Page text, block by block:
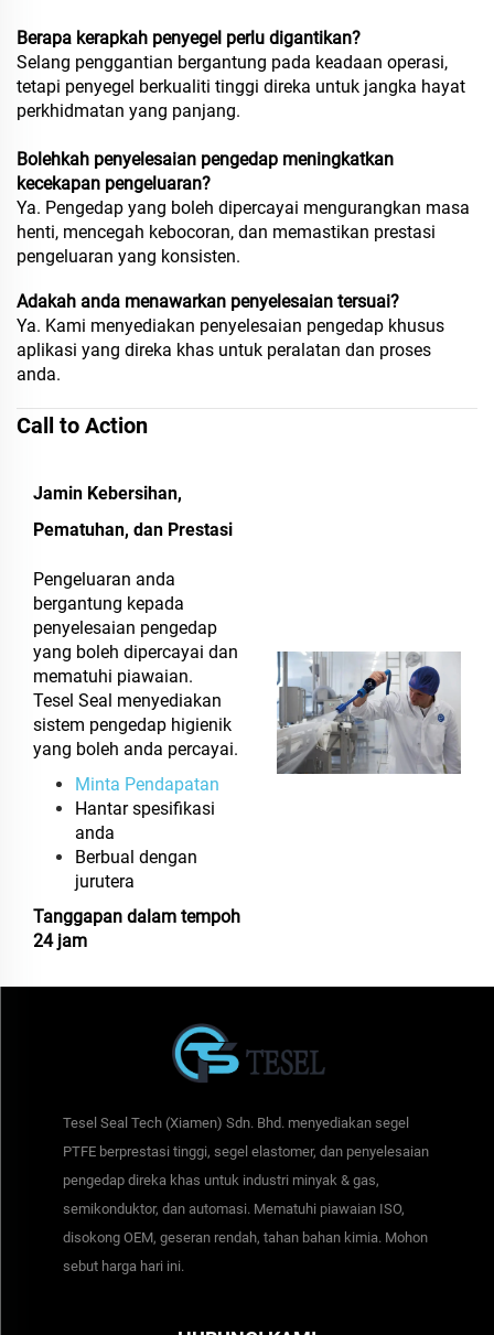
Berapa kerapkah penyegel perlu digantikan?
Selang penggantian bergantung pada keadaan operasi,
tetapi penyegel berkualiti tinggi direka untuk jangka hayat
perkhidmatan yang panjang.
Bolehkah penyelesaian pengedap meningkatkan
kecekapan pengeluaran?
Ya. Pengedap yang boleh dipercayai mengurangkan masa
henti, mencegah kebocoran, dan memastikan prestasi
pengeluaran yang konsisten.
Adakah anda menawarkan penyelesaian tersuai?
Ya. Kami menyediakan penyelesaian pengedap khusus
aplikasi yang direka khas untuk peralatan dan proses
anda.
Call to Action
Jamin Kebersihan,
Pematuhan, dan Prestasi
Pengeluaran anda
bergantung kepada
penyelesaian pengedap
yang boleh dipercayai dan
mematuhi piawaian.
Tesel Seal menyediakan
sistem pengedap higienik
yang boleh anda percayai.
Minta Pendapatan
Hantar spesifikasi
anda
Berbual dengan
jurutera
Tanggapan dalam tempoh
24 jam
Tesel Seal Tech (Xiamen) Sdn. Bhd. menyediakan segel
PTFE berprestasi tinggi, segel elastomer, dan penyelesaian
pengedap direka khas untuk industri minyak & gas,
semikonduktor, dan automasi. Mematuhi piawaian ISO,
disokong OEM, geseran rendah, tahan bahan kimia. Mohon
sebut harga hari ini.